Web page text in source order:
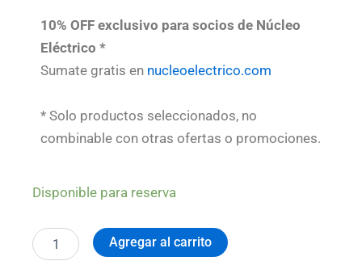
10% OFF exclusivo para socios de Núcleo
Eléctrico *
Sumate gratis en nucleoelectrico.com
* Solo productos seleccionados, no
combinable con otras ofertas o promociones.
Disponible para reserva
Tablero
Trifasicas
Alternador
Agregar al carrito